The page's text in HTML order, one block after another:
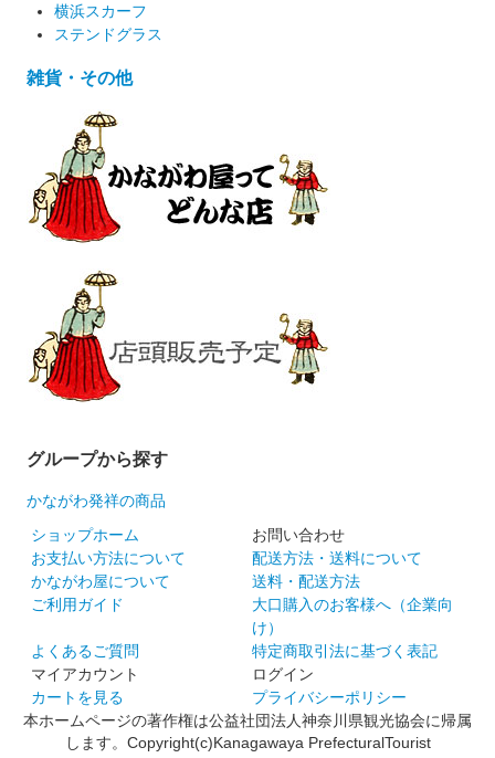
横浜スカーフ
ステンドグラス
雑貨・その他
グループから探す
かながわ発祥の商品
ショップホーム
お問い合わせ
お支払い方法について
配送方法・送料について
かながわ屋について
送料・配送方法
ご利用ガイド
大口購入のお客様へ（企業向
け）
よくあるご質問
特定商取引法に基づく表記
マイアカウント
ログイン
カートを見る
プライバシーポリシー
本ホームページの著作権は公益社団法人神奈川県観光協会に帰属
します。Copyright(c)Kanagawaya PrefecturalTourist